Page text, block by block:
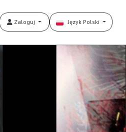
Zaloguj Język Polski